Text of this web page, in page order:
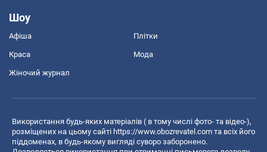
Шоу
Афіша Плітки
Краса Мода
Жіночий журнал
Використання будь-яких матеріалів ( в тому числі фото- та відео-),
розміщених на цьому сайті https://www.obozrevatel.com та всіх його
піддоменах, в будь-якому вигляді суворо заборонено.